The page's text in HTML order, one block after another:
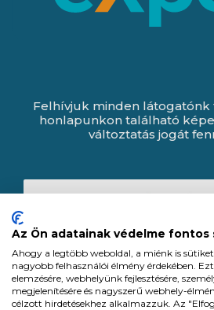
Felhívjuk minden látogatónk
honlapunkon található
változtatás jogát
Az Ön adatainak védelme fontos
Ahogy a legtöbb weboldal, a miénk is
nagyobb felhasználói élmény érdekében.
elemzésére, webhelyünk fejlesztésére,
megjelenítésére és nagyszerű webhely-
célzott hirdetésekhez alkalmazzuk. Az